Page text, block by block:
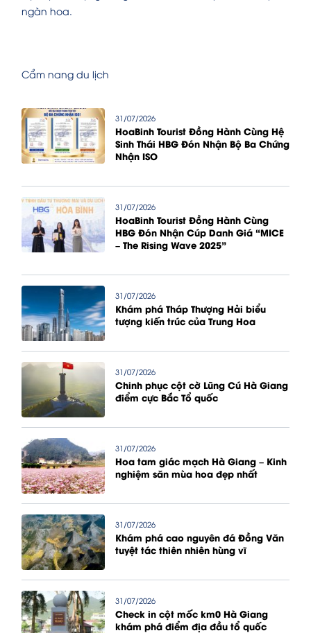
ngàn hoa.
Cẩm nang du lịch
31/07/2026
HoaBinh Tourist Đồng Hành Cùng Hệ
Sinh Thái HBG Đón Nhận Bộ Ba Chứng
Nhận ISO
31/07/2026
HoaBinh Tourist Đồng Hành Cùng
HBG Đón Nhận Cúp Danh Giá “MICE
– The Rising Wave 2025”
31/07/2026
Khám phá Tháp Thượng Hải biểu
tượng kiến trúc của Trung Hoa
31/07/2026
Chinh phục cột cờ Lũng Cú Hà Giang
điểm cực Bắc Tổ quốc
31/07/2026
Hoa tam giác mạch Hà Giang – Kinh
nghiệm săn mùa hoa đẹp nhất
31/07/2026
Khám phá cao nguyên đá Đồng Văn
tuyệt tác thiên nhiên hùng vĩ
31/07/2026
Check in cột mốc km0 Hà Giang
khám phá điểm địa đầu tổ quốc